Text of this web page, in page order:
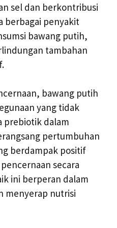
sel dan berkontribusi
berbagai penyakit
bawang putih,
tambahan
bawang putih
yang tidak
prebiotik dalam
pertumbuhan
berdampak positif
secara
ini berperan dalam
menyerap nutrisi